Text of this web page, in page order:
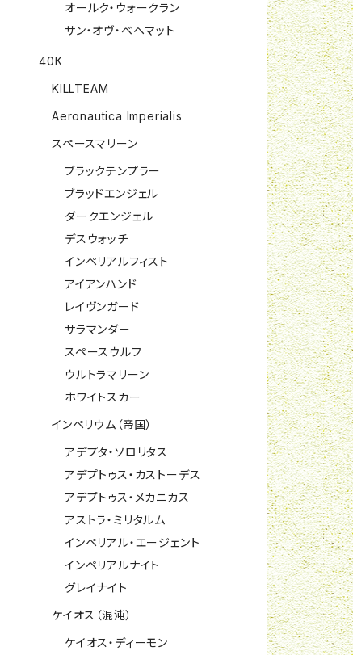
オールク・ウォークラン
サン・オヴ・ベヘマット
40K
KILLTEAM
Aeronautica Imperialis
スペースマリーン
ブラックテンプラー
ブラッドエンジェル
ダークエンジェル
デスウォッチ
インペリアルフィスト
アイアンハンド
レイヴンガード
サラマンダー
スペースウルフ
ウルトラマリーン
ホワイトスカー
インペリウム（帝国）
アデプタ・ソロリタス
アデプトゥス・カストーデス
アデプトゥス・メカニカス
アストラ・ミリタルム
インペリアル・エージェント
インペリアルナイト
グレイナイト
ケイオス（混沌）
ケイオス・ディーモン